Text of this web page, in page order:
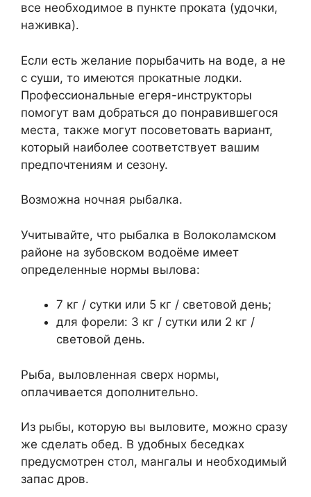
все необходимое в пункте проката (удочки,
наживка).
Если есть желание порыбачить на воде, а не
с суши, то имеются прокатные лодки.
Профессиональные егеря-инструкторы
помогут вам добраться до понравившегося
места, также могут посоветовать вариант,
который наиболее соответствует вашим
предпочтениям и сезону.
Возможна ночная рыбалка.
Учитывайте, что рыбалка в Волоколамском
районе на зубовском водоёме имеет
определенные нормы вылова:
7 кг / сутки или 5 кг / световой день;
для форели: 3 кг / сутки или 2 кг /
световой день.
Рыба, выловленная сверх нормы,
оплачивается дополнительно.
Из рыбы, которую вы выловите, можно сразу
же сделать обед. В удобных беседках
предусмотрен стол, мангалы и необходимый
запас дров.